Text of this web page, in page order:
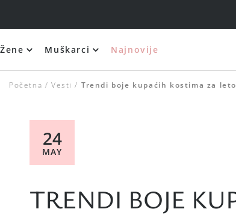
Žene Muškarci Najnovije
Trendi boje kupaćih kostima za
Vesti
Početna
24
MAY
TRENDI BOJE